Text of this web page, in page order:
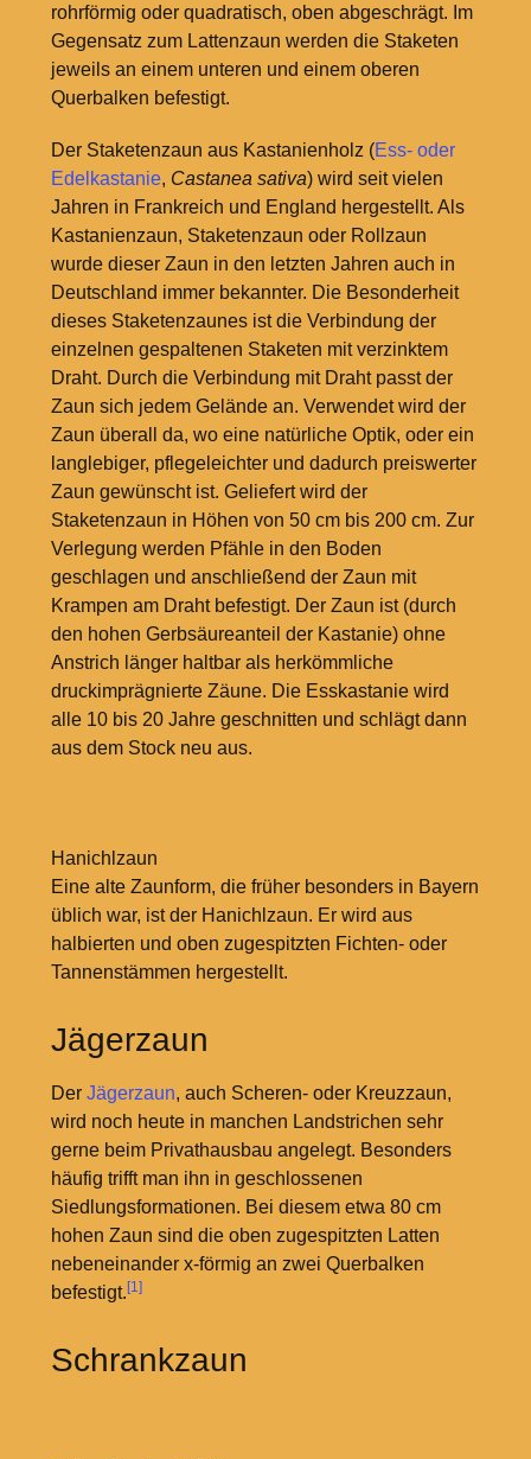
rohrförmig oder quadratisch, oben abgeschrägt. Im
Gegensatz zum Lattenzaun werden die Staketen
jeweils an einem unteren und einem oberen
Querbalken befestigt.
Der Staketenzaun aus Kastanienholz (Ess- oder
Edelkastanie, Castanea sativa) wird seit vielen
Jahren in Frankreich und England hergestellt. Als
Kastanienzaun, Staketenzaun oder Rollzaun
wurde dieser Zaun in den letzten Jahren auch in
Deutschland immer bekannter. Die Besonderheit
dieses Staketenzaunes ist die Verbindung der
einzelnen gespaltenen Staketen mit verzinktem
Draht. Durch die Verbindung mit Draht passt der
Zaun sich jedem Gelände an. Verwendet wird der
Zaun überall da, wo eine natürliche Optik, oder ein
langlebiger, pflegeleichter und dadurch preiswerter
Zaun gewünscht ist. Geliefert wird der
Staketenzaun in Höhen von 50 cm bis 200 cm. Zur
Verlegung werden Pfähle in den Boden
geschlagen und anschließend der Zaun mit
Krampen am Draht befestigt. Der Zaun ist (durch
den hohen Gerbsäureanteil der Kastanie) ohne
Anstrich länger haltbar als herkömmliche
druckimprägnierte Zäune. Die Esskastanie wird
alle 10 bis 20 Jahre geschnitten und schlägt dann
aus dem Stock neu aus.
Hanichlzaun
Eine alte Zaunform, die früher besonders in Bayern
üblich war, ist der Hanichlzaun. Er wird aus
halbierten und oben zugespitzten Fichten- oder
Tannenstämmen hergestellt.
Jägerzaun
Der Jägerzaun, auch Scheren- oder Kreuzzaun,
wird noch heute in manchen Landstrichen sehr
gerne beim Privathausbau angelegt. Besonders
häufig trifft man ihn in geschlossenen
Siedlungsformationen. Bei diesem etwa 80 cm
hohen Zaun sind die oben zugespitzten Latten
nebeneinander x-förmig an zwei Querbalken
befestigt. [1]
Schrankzaun